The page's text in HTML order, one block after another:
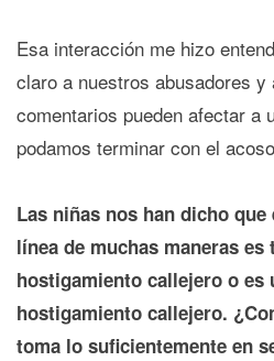
Esa interacción me hizo
claro a nuestros abusadores
comentarios pueden afectar a
podamos terminar con el
Las niñas nos han dicho
línea de muchas maneras es
hostigamiento callejero o es
hostigamiento callejero.
toma lo suficientemente en